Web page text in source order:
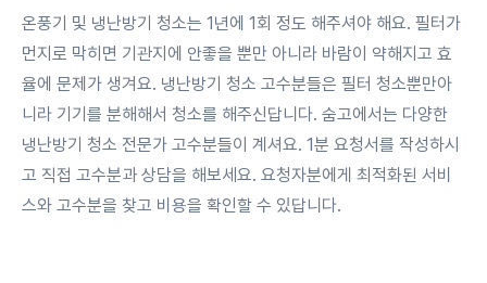
온풍기 및 냉난방기 청소는 1년에 1회 정도 해주셔야 해요. 필터가
먼지로 막히면 기관지에 안좋을 뿐만 아니라 바람이 약해지고 효
율에 문제가 생겨요. 냉난방기 청소 고수분들은 필터 청소뿐만아
니라 기기를 분해해서 청소를 해주신답니다. 숨고에서는 다양한
냉난방기 청소 전문가 고수분들이 계셔요. 1분 요청서를 작성하시
고 직접 고수분과 상담을 해보세요. 요청자분에게 최적화된 서비
스와 고수분을 찾고 비용을 확인할 수 있답니다.